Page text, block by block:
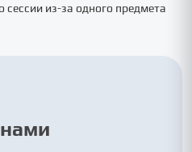
сессии из-за одного предмета